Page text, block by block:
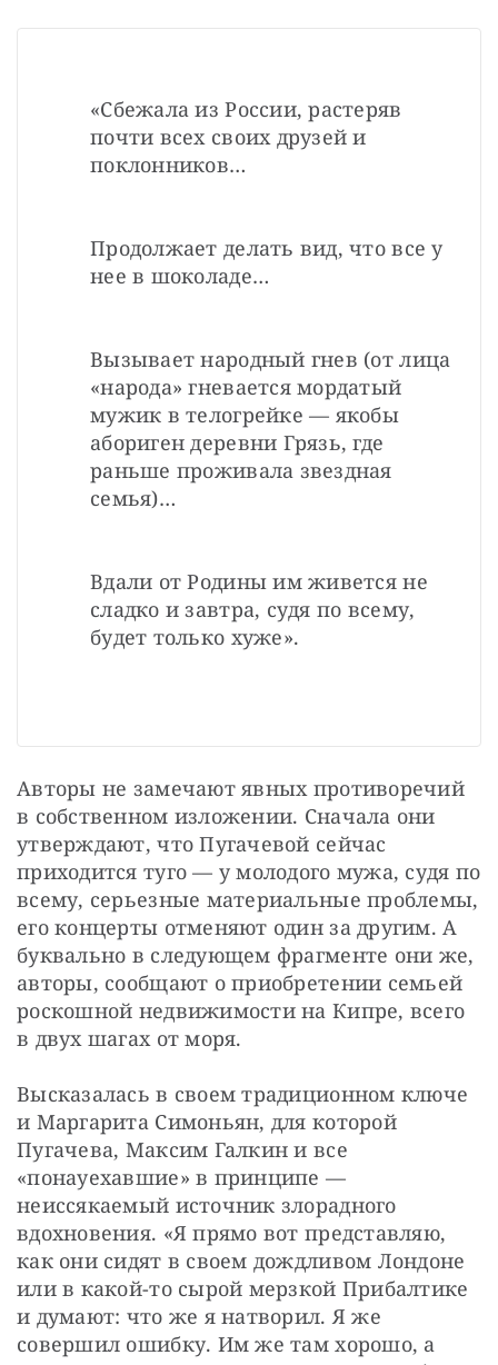
«Сбежала из России, растеряв
почти всех своих друзей и
поклонников…
Продолжает делать вид, что все у
нее в шоколаде…
Вызывает народный гнев (от лица
«народа» гневается мордатый
мужик в телогрейке — якобы
абориген деревни Грязь, где
раньше проживала звездная
семья)…
Вдали от Родины им живется не
сладко и завтра, судя по всему,
будет только хуже».
Авторы не замечают явных противоречий
в собственном изложении. Сначала они
утверждают, что Пугачевой сейчас
приходится туго — у молодого мужа, судя по
всему, серьезные материальные проблемы,
его концерты отменяют один за другим. А
буквально в следующем фрагменте они же,
авторы, сообщают о приобретении семьей
роскошной недвижимости на Кипре, всего
в двух шагах от моря.
Высказалась в своем традиционном ключе
и Маргарита Симоньян, для которой
Пугачева, Максим Галкин и все
«понауехавшие» в принципе —
неиссякаемый источник злорадного
вдохновения. «Я прямо вот представляю,
как они сидят в своем дождливом Лондоне
или в какой-то сырой мерзкой Прибалтике
и думают: что же я натворил. Я же
совершил ошибку. Им же там хорошо, а